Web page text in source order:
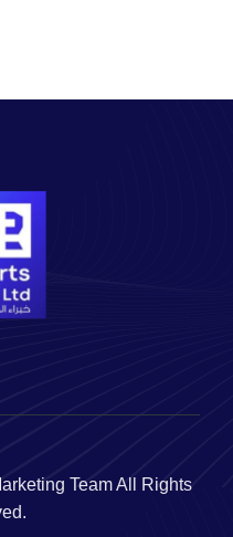
Team All Rights